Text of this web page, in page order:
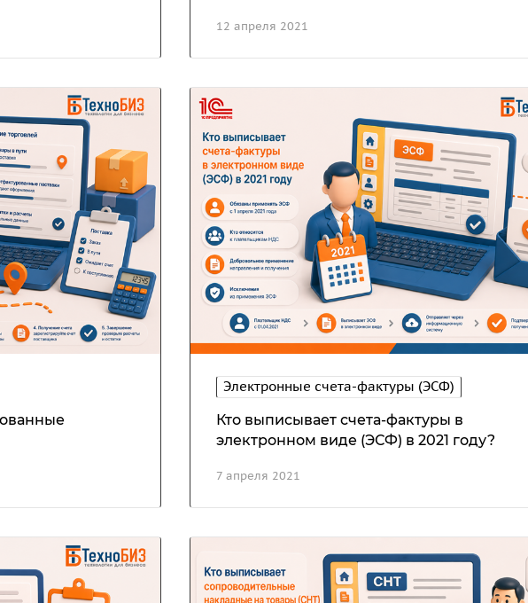
12 апреля 2021
Электронные счета-фактуры (ЭСФ)
7 апреля 2021
Кто выписывает счета-фактуры в
электронном виде (ЭСФ) в 2021 году?